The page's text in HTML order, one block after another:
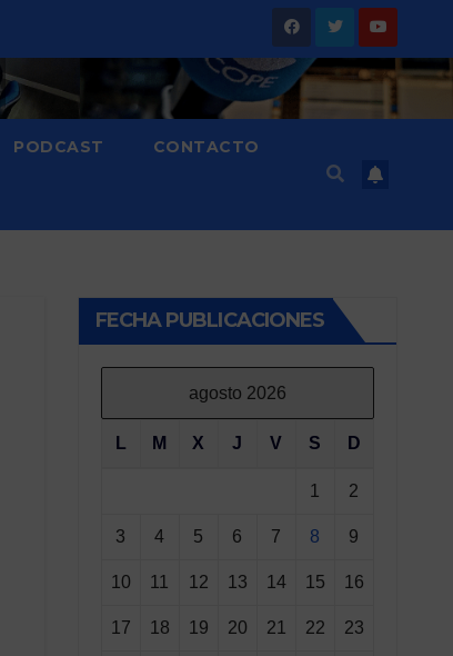
PODCAST CONTACTO
FECHA PUBLICACIONES
agosto 2026
L M X J V S D
1 2
3 4 5 6 7 8 9
10 11 12 13 14 15 16
17 18 19 20 21 22 23